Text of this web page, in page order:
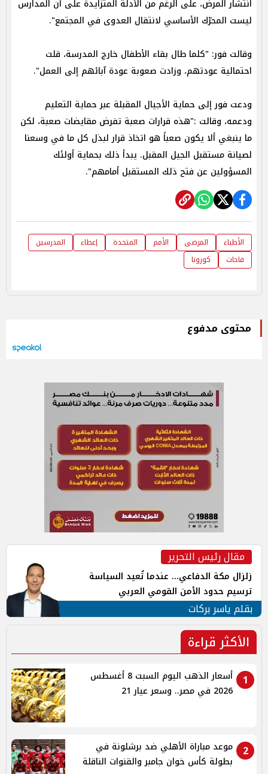
انتشار المرض، على الرغم من الأدلة المتزايدة على أن المدارس
ليست المحرّك الأساسي لانتقال العدوى في المجتمع".
وقالت فور: "كلما طال بقاء الأطفال خارج المدرسة، قلت
احتمالية عودتهم، وزادت صعوبة عودة آبائهم إلى العمل".
ودعت فور إلى حماية الأجيال المقبلة عبر حماية التعليم
ودعمه، وقالت :"هذه قرارات صعبة تفرض مقايضات صعبة، لكن
ما ينبغي ألا يكون صعباً هو اتخاذ قرار لبذل كل ما في وسعنا
لصيانة مستقبل الجيل المقبل. يبدأ ذلك بحماية أولئك
المسؤولين عن فتح ذلك المستقبل أمامهم".
الأطباء المرضى الأمم المتحدة إعطاء
المدرسين
قاحات
كورونا
محتوى مدفوع
مقال رئيس التحرير
زلزال مكة الدفاعي... عندما تُعيد السياسة
ترسيم حدود الأمن القومي العربي
بقلم ياسر بركات
الأكثر قراءة
1
أسعار الذهب اليوم السبت 8 أغسطس
2026 في مصر.. وسعر عيار 21
2
موعد مباراة الأهلي ضد برشلونة في
بطولة كأس خوان جامبر والقنوات الناقلة